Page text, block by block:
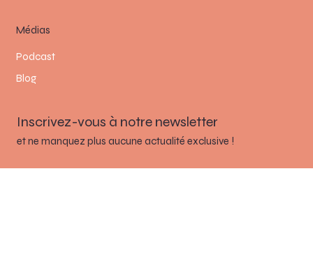
Médias
Podcast
Inscrivez-vous à notre newsletter